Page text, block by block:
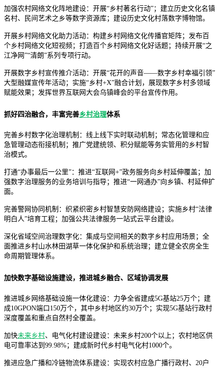
加强农村网络文化阵地建设：开展“乡村著名行动”；建立历史文化名镇
名村、民间艺术之乡等数字资源库；建设历史文化村落数字博物馆。
开展乡村网络文化助力活动：构建乡村网络文化传播官矩阵；发布百
个乡村网络文化短视频；打造百个乡村网络文化好话题；持续开展“之
江净网”“清朗”系列专项行动。
开展数字乡村宣传推介活动：开展“花开的声音——数字乡村幸福引领”
大型融媒宣传年活动；实施“乡村+X”融合计划，展现数字乡村多领域
赋能效果；发挥世界互联网大会乌镇峰会的平台宣传作用。
抓好四治融合，丰富完善乡村治理体系
完善乡村数字化治理机制：线上线下实时联动机制；常态化管理和应
急管理动态衔接机制；推广党建统领、积分赋能等务实管用的乡村智
治模式。
打通“办事最后一公里”：推进“互联网+”政务服务向乡村延伸覆盖；加
强数字治理服务的业务培训与指导；推进“一网通办”向乡镇、村延伸扩
面。
完善警网协同机制：织紧织密乡村智慧安防网络建设；实施乡村“法律
明白人”培育工程；加强公共法律服务一站式云平台建设。
深化省域空间治理数字化：集成与空间相关的数字乡村应用场景；全
面推进乡村山水林田湖草一体化保护和系统治理；建立健全农房全生
命周期管理体系。
加快数字基础设施建设，推进城乡融合、区域协调发展
推进城乡网络基础设施一体化建设：力争全省建成5G基站25万个；建
成10GPON端口150万个，其中乡村地区约30万个；实现5G基站行政村
深度覆盖和重点自然村全覆盖。
加快未来乡村、电气化村建设建设：未来乡村200个以上；农村地区供
电可靠率达到99.98%；建成新时代乡村电气化村1000个。
推进应急广播和冷链物流体系建设：实现农村应急广播行政村、20户